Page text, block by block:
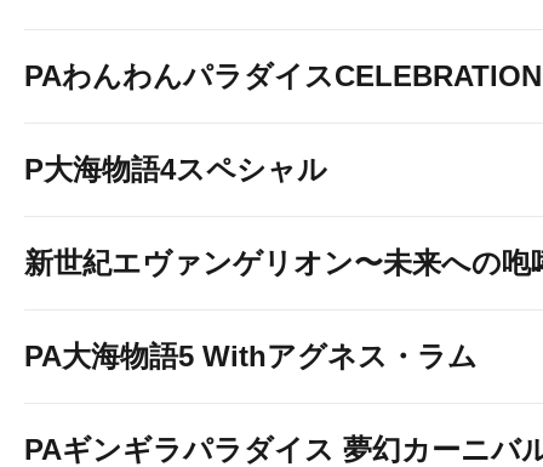
PAわんわんパラダイスCELEBRATION
P大海物語4スペシャル
新世紀エヴァンゲリオン〜未来への咆
PA大海物語5 Withアグネス・ラム
PAギンギラパラダイス 夢幻カーニバ